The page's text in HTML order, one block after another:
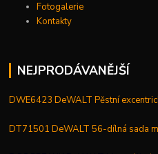
Fotogalerie
Kontakty
NEJPRODÁVANĚJŠÍ
DWE6423 DeWALT Pěstní
DT71501 DeWALT 56-dílná sada